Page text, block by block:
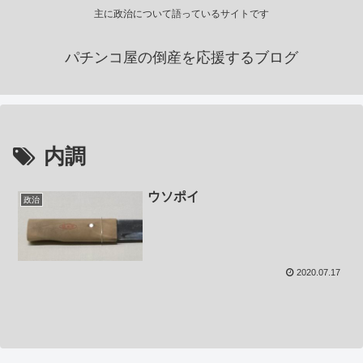
主に政治について語っているサイトです
パチンコ屋の倒産を応援するブログ
内調
政治 ウソポイ
2020.07.17